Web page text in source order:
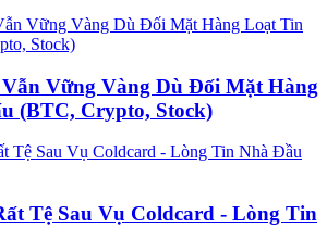
Vững Vàng Dù Đối Mặt Hàng
(BTC, Crypto, Stock)
Tệ Sau Vụ Coldcard - Lòng Tin